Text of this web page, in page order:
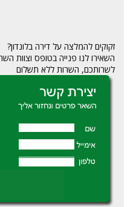
זקוקים להמלצה על דירה בלונדון?
השאירו לנו פנייה בטופס וצוות
לשרותכם, השרות ללא תשלום